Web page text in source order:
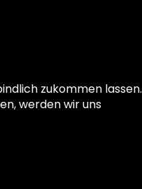
zukommen lassen.
werden wir uns